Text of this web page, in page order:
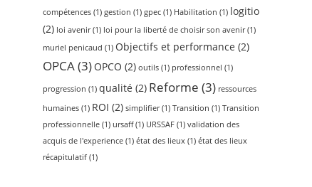
compétences (1) gestion (1) gpec (1) Habilitation (1) logitio
(2) loi avenir(1) loi pour la liberté de choisir son avenir(1)
muriel penicaud (1) Objectifs et performance (2)
OPCA(3) OPCO (2) outils (1) professionnel (1)
progression (1) qualité (2) Reforme (3) ressources
humaines (1) ROI (2) simplifier(1) Transition (1) Transition
professionnelle (1) ursaff(1) URSSAF (1) validation des
acquis de l'experience (1) état des lieux (1) état des lieux
récapitulatif (1)